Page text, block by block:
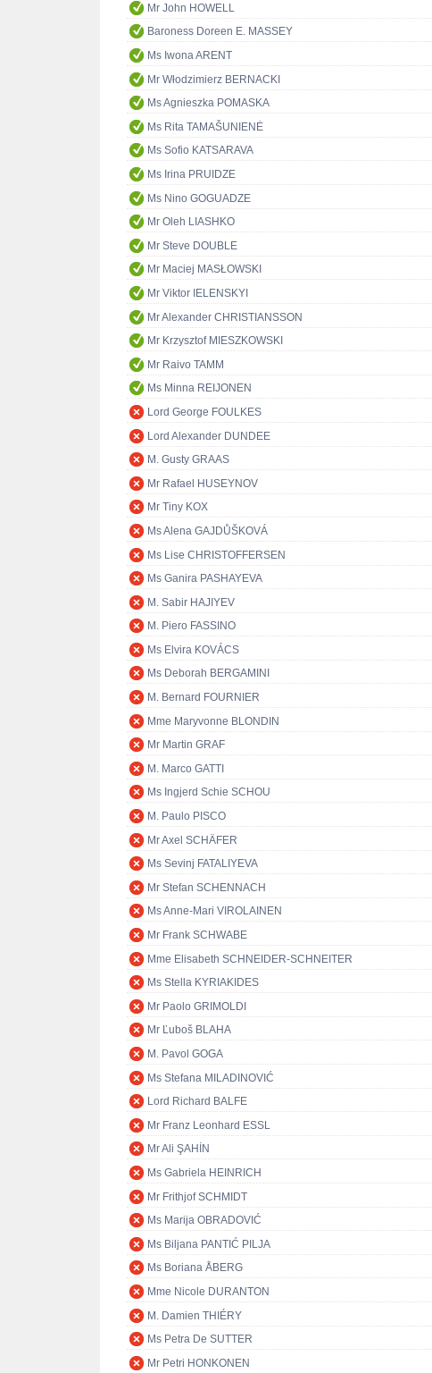
Mr John HOWELL
Baroness Doreen E. MASSEY
Ms Iwona ARENT
Mr Włodzimierz BERNACKI
Ms Agnieszka POMASKA
Ms Rita TAMAŠUNIENĖ
Ms Sofio KATSARAVA
Ms Irina PRUIDZE
Ms Nino GOGUADZE
Mr Oleh LIASHKO
Mr Steve DOUBLE
Mr Maciej MASŁOWSKI
Mr Viktor IELENSKYI
Mr Alexander CHRISTIANSSON
Mr Krzysztof MIESZKOWSKI
Mr Raivo TAMM
Ms Minna REIJONEN
Lord George FOULKES
Lord Alexander DUNDEE
M. Gusty GRAAS
Mr Rafael HUSEYNOV
Mr Tiny KOX
Ms Alena GAJDŮŠKOVÁ
Ms Lise CHRISTOFFERSEN
Ms Ganira PASHAYEVA
M. Sabir HAJIYEV
M. Piero FASSINO
Ms Elvira KOVÁCS
Ms Deborah BERGAMINI
M. Bernard FOURNIER
Mme Maryvonne BLONDIN
Mr Martin GRAF
M. Marco GATTI
Ms Ingjerd Schie SCHOU
M. Paulo PISCO
Mr Axel SCHÄFER
Ms Sevinj FATALIYEVA
Mr Stefan SCHENNACH
Ms Anne-Mari VIROLAINEN
Mr Frank SCHWABE
Mme Elisabeth SCHNEIDER-SCHNEITER
Ms Stella KYRIAKIDES
Mr Paolo GRIMOLDI
Mr Ľuboš BLAHA
M. Pavol GOGA
Ms Stefana MILADINOVIĆ
Lord Richard BALFE
Mr Franz Leonhard ESSL
Mr Ali ŞAHİN
Ms Gabriela HEINRICH
Mr Frithjof SCHMIDT
Ms Marija OBRADOVIĆ
Ms Biljana PANTIĆ PILJA
Ms Boriana ÅBERG
Mme Nicole DURANTON
M. Damien THIÉRY
Ms Petra De SUTTER
Mr Petri HONKONEN